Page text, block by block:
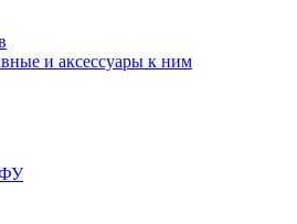
и аксессуары к ним